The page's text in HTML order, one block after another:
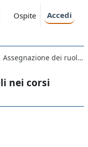
Ospite Accedi
Assegnazione dei ruoli nei corsi
nei corsi